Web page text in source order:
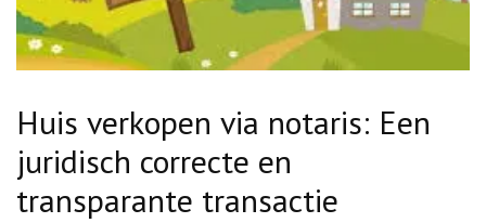
Huis verkopen via notaris: Een
juridisch correcte en
transparante transactie